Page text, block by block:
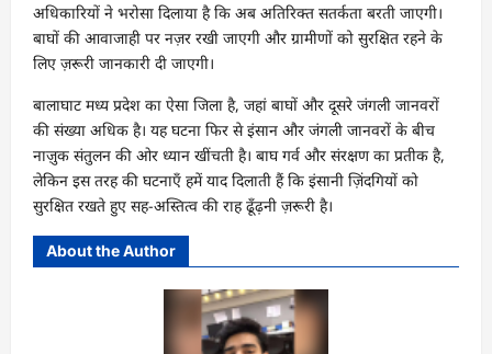
अधिकारियों ने भरोसा दिलाया है कि अब अतिरिक्त सतर्कता बरती जाएगी।
बाघों की आवाजाही पर नज़र रखी जाएगी और ग्रामीणों को सुरक्षित रहने के
लिए ज़रूरी जानकारी दी जाएगी।
बालाघाट मध्य प्रदेश का ऐसा जिला है, जहां बाघों और दूसरे जंगली जानवरों
की संख्या अधिक है। यह घटना फिर से इंसान और जंगली जानवरों के बीच
नाज़ुक संतुलन की ओर ध्यान खींचती है। बाघ गर्व और संरक्षण का प्रतीक है,
लेकिन इस तरह की घटनाएँ हमें याद दिलाती हैं कि इंसानी ज़िंदगियों को
सुरक्षित रखते हुए सह-अस्तित्व की राह ढूँढ़नी ज़रूरी है।
About the Author